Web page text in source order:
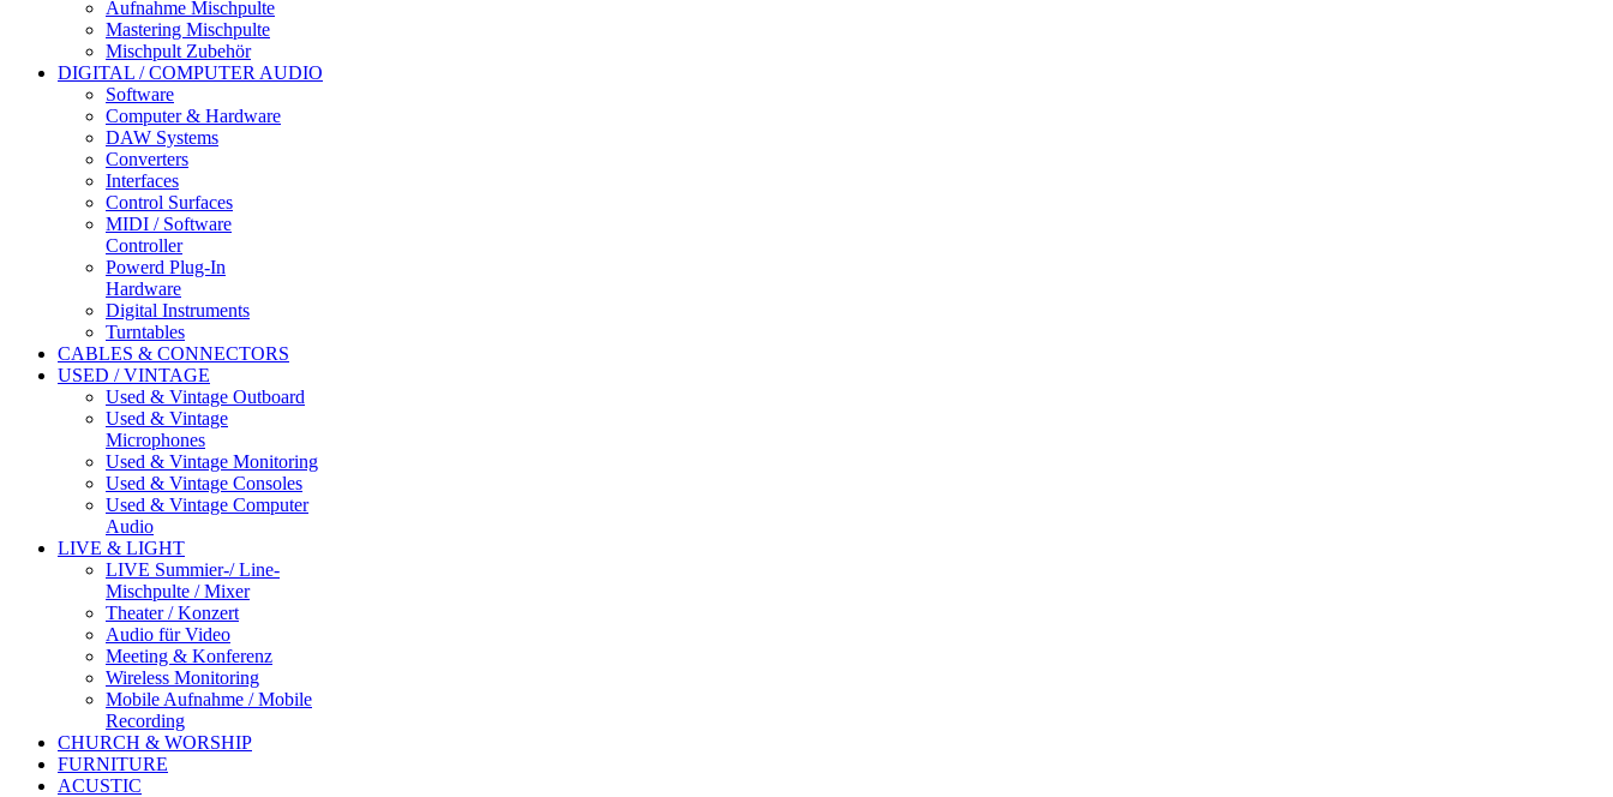
Aufnahme Mischpulte
Mastering Mischpulte
Mischpult Zubehör
DIGITAL / COMPUTER AUDIO
Software
Computer & Hardware
DAW Systems
Converters
Interfaces
Control Surfaces
MIDI / Software
Controller
Powerd Plug-In
Hardware
Digital Instruments
Turntables
CABLES & CONNECTORS
USED / VINTAGE
Used & Vintage Outboard
Used & Vintage
Microphones
Used & Vintage Monitoring
Used & Vintage Consoles
Used & Vintage Computer
Audio
LIVE & LIGHT
LIVE Summier-/ Line-
Mischpulte / Mixer
Theater / Konzert
Audio für Video
Meeting & Konferenz
Wireless Monitoring
Mobile Aufnahme / Mobile
Recording
CHURCH & WORSHIP
FURNITURE
ACUSTIC